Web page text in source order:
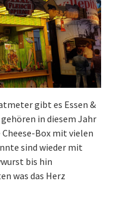
gibt es Essen &
in diesem Jahr
Box mit vielen
sind wieder mit
bis hin
was das Herz